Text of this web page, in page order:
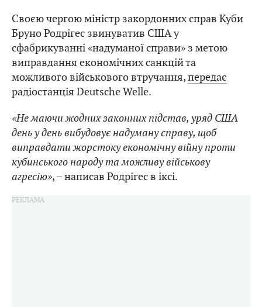
Своєю чергою міністр закордонних справ Куби
Бруно Родрігес звинуватив США у
сфабрикуванні «надуманої справи» з метою
виправдання економічних санкцій та
можливого військового втручання,передає
радіостанція Deutsche Welle.
«Не маючи жодних законних підстав, уряд США
день у день вибудовує надуману справу, щоб
виправдати жорстоку економічну війну проти
кубинського народу та можливу військову
агресію», – написав Родрігес в іксі.